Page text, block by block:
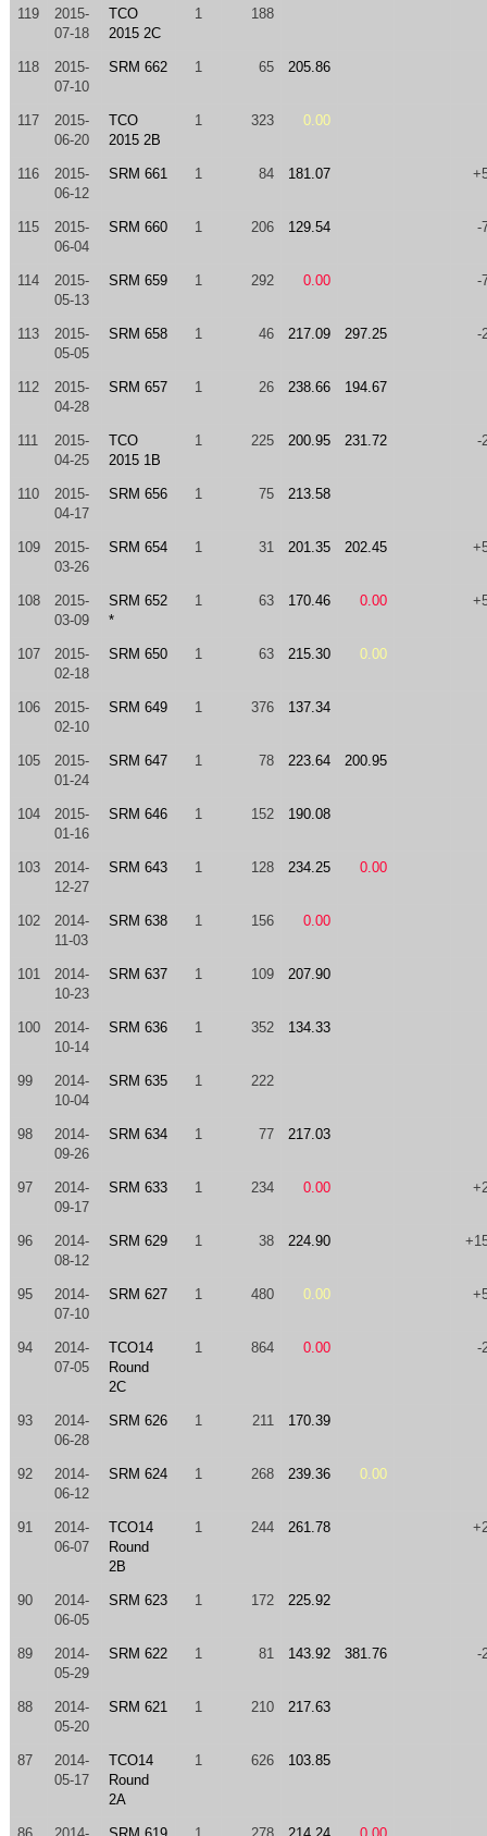
119
2015-
07-18
TCO
2015 2C
1 188
118
2015-
07-10
SRM 662 1 65 205.86
117
2015-
06-20
TCO
2015 2B
1 323 0.00
116
2015-
06-12
SRM 661 1 84 181.07
115
2015-
06-04
SRM 660 1 206 129.54 -
114
2015-
05-13
SRM 659 1 292 0.00 -
113
2015-
05-05
SRM 658 1 46 217.09 297.25 -
112
2015-
04-28
SRM 657 1 26 238.66 194.67
111
2015-
04-25
TCO
2015 1B
1 225 200.95 231.72 -
110
2015-
04-17
SRM 656 1 75 213.58
109
2015-
03-26
SRM 654 1 31 201.35 202.45
108
2015-
03-09
SRM 652
*
1 63 170.46 0.00
107
2015-
02-18
SRM 650 1 63 215.30 0.00
106
2015-
02-10
SRM 649 1 376 137.34
105
2015-
01-24
SRM 647 1 78 223.64 200.95
104
2015-
01-16
SRM 646 1 152 190.08
103
2014-
12-27
SRM 643 1 128 234.25 0.00
102
2014-
11-03
SRM 638 1 156 0.00
101
2014-
10-23
SRM 637 1 109 207.90
100
2014-
10-14
SRM 636 1 352 134.33
99
2014-
10-04
SRM 635 1 222
98
2014-
09-26
SRM 634 1 77 217.03
97
2014-
09-17
SRM 633 1 234 0.00
96
2014-
08-12
SRM 629 1 38 224.90
95
2014-
07-10
SRM 627 1 480 0.00
94
2014-
07-05
TCO14
Round
2C
1 864 0.00 -
93
2014-
06-28
SRM 626 1 211 170.39
92
2014-
06-12
SRM 624 1 268 239.36 0.00
91
2014-
06-07
TCO14
Round
2B
1 244 261.78
90
2014-
06-05
SRM 623 1 172 225.92
89
2014-
05-29
SRM 622 1 81 143.92 381.76 -
88
2014-
05-20
SRM 621 1 210 217.63
87
2014-
05-17
TCO14
Round
2A
1 626 103.85